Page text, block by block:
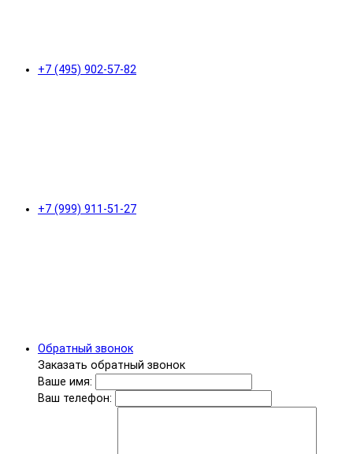
+7 (495) 902-57-82
+7 (999) 911-51-27
Обратный звонок
Заказать обратный звонок
Ваше имя:
Ваш телефон: